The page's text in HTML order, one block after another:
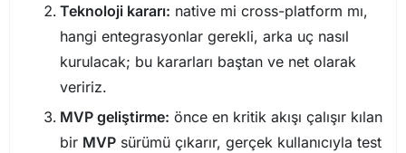
Teknoloji kararı: native mi cross-platform mı,
hangi entegrasyonlar gerekli, arka uç nasıl
kurulacak; bu kararları baştan ve net olarak
veririz.
MVP geliştirme: önce en kritik akışı çalışır kılan
bir MVP sürümü çıkarır, gerçek kullanıcıyla test